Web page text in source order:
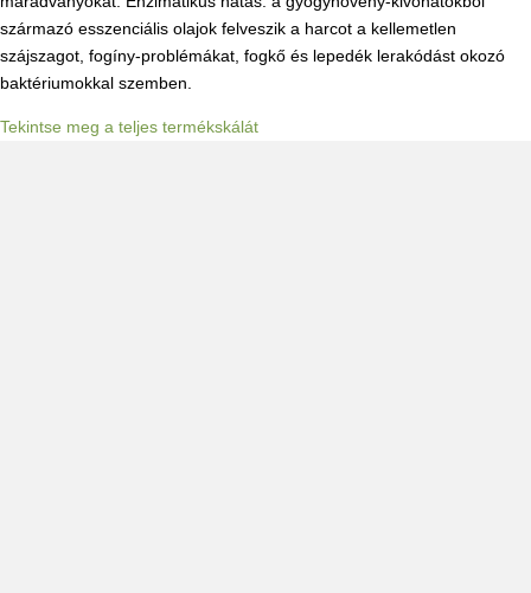
származó esszenciális olajok felveszik a harcot a kellemetlen
szájszagot, fogíny-problémákat, fogkő és lepedék lerakódást okozó
baktériumokkal szemben.
Tekintse meg a teljes termékskálát